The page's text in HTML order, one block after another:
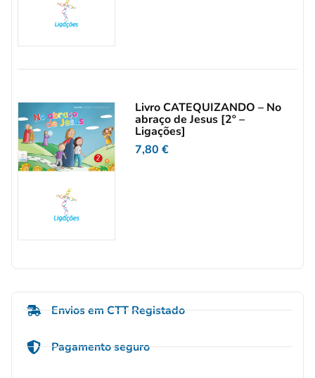
Livro CATEQUIZANDO – No
abraço de Jesus [2º –
Ligações]
7,80€
Envios em CTT Registado
Pagamento seguro